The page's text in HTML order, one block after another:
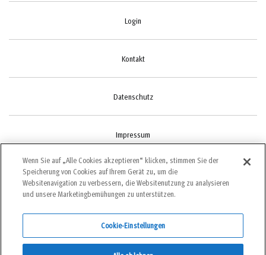
Login
Kontakt
Datenschutz
Impressum
Cookie-Einstellungen
©2022 bergundsteigen
Wenn Sie auf „Alle Cookies akzeptieren“ klicken, stimmen Sie der
Speicherung von Cookies auf Ihrem Gerät zu, um die
Websitenavigation zu verbessern, die Websitenutzung zu analysieren
und unsere Marketingbemühungen zu unterstützen.
Cookie-Einstellungen